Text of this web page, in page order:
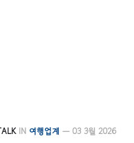
IN 여행업계 — 03 3월 2026